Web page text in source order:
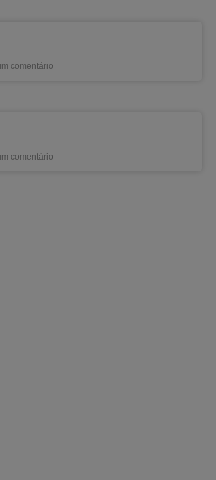
comentário
comentário